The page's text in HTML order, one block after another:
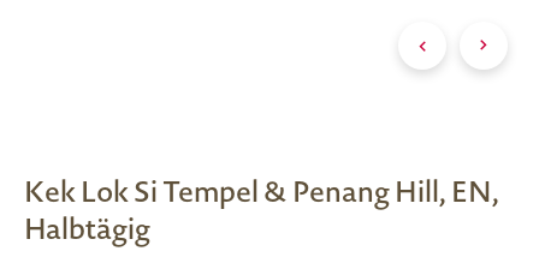
Kek Lok Si Tempel & Penang Hill, EN,
Halbtägig